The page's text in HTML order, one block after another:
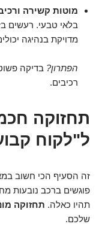
מוטות קשירה
בלאי טבעי. רעשים
מדויקת בנהיגה
הפתרון? בדיקה
רכיבים.
תחזוקה
ל"לקוח
זה הסעיף הכי חשוב
פוגשים ברכב נובעות
תהיו כאלה. תחזוקה
שלכם.